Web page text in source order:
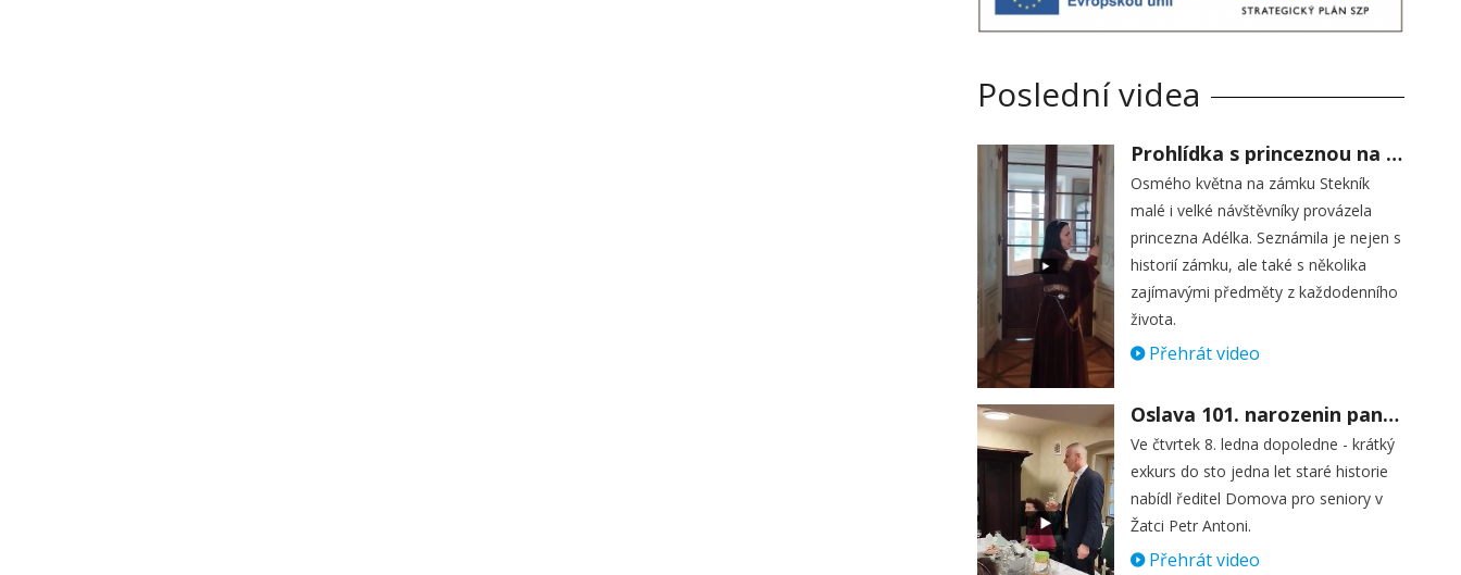
Poslední videa
Prohlídka s princeznou na zámku Stekník
Osmého května na zámku Stekník
malé i velké návštěvníky provázela
princezna Adélka. Seznámila je nejen s
historií zámku, ale také s několika
zajímavými předměty z každodenního
života.
Přehrát video
Oslava 101. narozenin paní Věry Skořepové
Ve čtvrtek 8. ledna dopoledne - krátký
exkurs do sto jedna let staré historie
nabídl ředitel Domova pro seniory v
Žatci Petr Antoni.
Přehrát video